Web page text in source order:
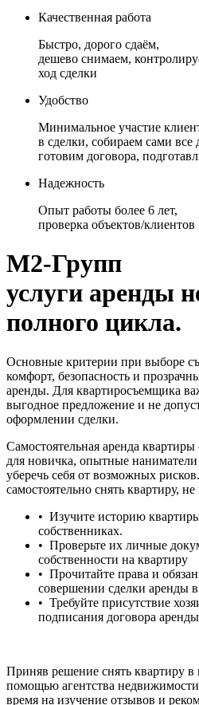
Качественная работа
Быстро, дорого сдаём,
дешево снимаем,
ход сделки
Удобство
Минимальное участие
в сделки, собираем сами все
готовим договора,
Надежность
Опыт работы более 6 лет,
проверка объектов/клиентов
М2-Групп
услуги аренды
полного цикла.
Основные критерии при выборе
комфорт, безопасность и
аренды. Для квартиросъемщика
выгодное предложение и не
оформлении сделки.
Самостоятельная аренда квартиры
для новичка, опытные наниматели
уберечь себя от возможных
самостоятельно снять квартиру,
• Изучите историю
собственниках.
• Проверьте их личные
собственности на квартиру
• Прочитайте права и
совершении сделки аренды
• Требуйте присутствие
подписания договора аренды
Приняв решение снять квартиру в
помощью агентства
время на изучение отзывов и